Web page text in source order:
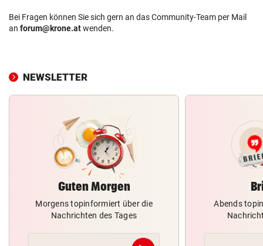
Bei Fragen können Sie sich gern an das Community-Team per Mail
an forum@krone.atwenden.
NEWSLETTER
Guten Morgen
Morgens topinformiert über die
Nachrichten des Tages
Abends